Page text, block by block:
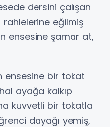
dersini çalışan
eğilmiş
ensesine şamar at,
ensesine bir tokat
ayağa kalkıp
kuvvetli bir tokatla
dayağı yemiş,